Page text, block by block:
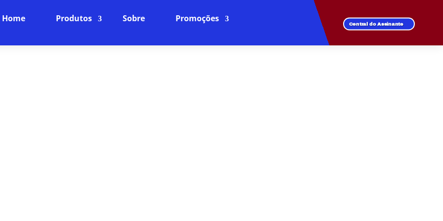
Home Produtos Sobre Promoções Central do Assinante